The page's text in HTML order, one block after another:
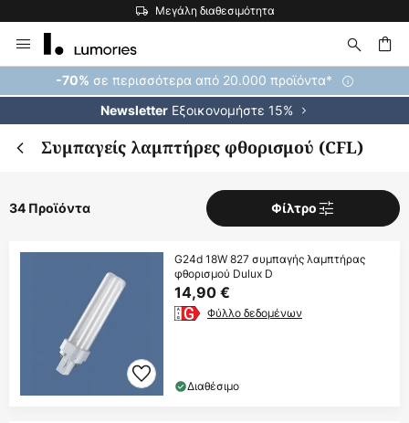
Μεγάλη διαθεσιμότητα
Μετάβαση
στο
περιεχόμενο
-70% σε περισσότερα από 20.000 προϊόντα*
Newsletter Εξοικονομήστε 15%
Συμπαγείς λαμπτήρες φθορισμού (CFL)
34 Προϊόντα Φίλτρο
G24d 18W 827 συμπαγής λαμπτήρας
φθορισμού Dulux D
14,90 €
Φύλλο δεδομένων
Διαθέσιμο